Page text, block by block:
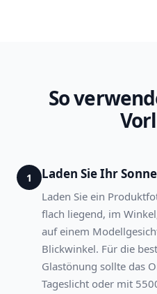
So
1 Laden Sie Ihr
Laden Sie ein
flach liegend, im
auf einem
Blickwinkel. Für die
Glastönung sollte das
Tageslicht oder mit